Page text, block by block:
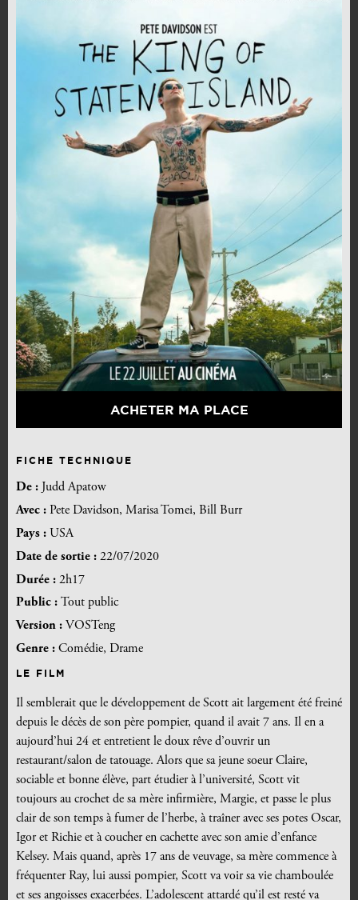
ACHETER MA PLACE
FICHE TECHNIQUE
De : Judd Apatow
Avec : Pete Davidson, Marisa Tomei, Bill Burr
Pays : USA
Date de sortie : 22/07/2020
Durée : 2h17
Public : Tout public
Version : VOSTeng
Genre : Comédie, Drame
LE FILM
Il semblerait que le développement de Scott ait largement été freiné
depuis le décès de son père pompier, quand il avait 7 ans. Il en a
aujourd’hui 24 et entretient le doux rêve d’ouvrir un
restaurant/salon de tatouage. Alors que sa jeune soeur Claire,
sociable et bonne élève, part étudier à l’université, Scott vit
toujours au crochet de sa mère infirmière, Margie, et passe le plus
clair de son temps à fumer de l’herbe, à traîner avec ses potes Oscar,
Igor et Richie et à coucher en cachette avec son amie d’enfance
Kelsey. Mais quand, après 17 ans de veuvage, sa mère commence à
fréquenter Ray, lui aussi pompier, Scott va voir sa vie chamboulée
et ses angoisses exacerbées. L’adolescent attardé qu’il est resté va